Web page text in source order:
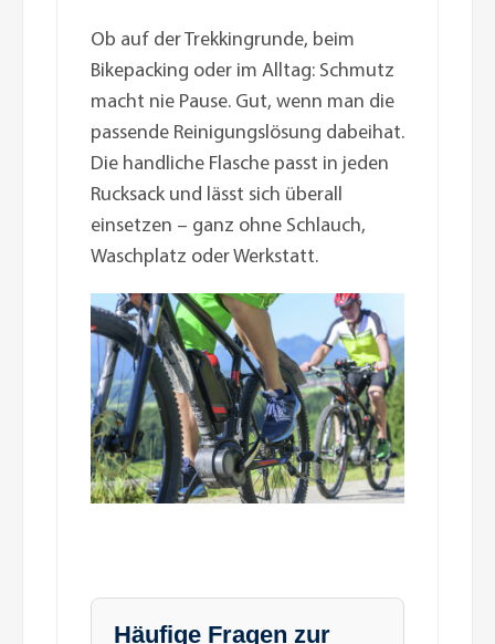
Ob auf der Trekkingrunde, beim
Bikepacking oder im Alltag: Schmutz
macht nie Pause. Gut, wenn man die
passende Reinigungslösung dabeihat.
Die handliche Flasche passt in jeden
Rucksack und lässt sich überall
einsetzen – ganz ohne Schlauch,
Waschplatz oder Werkstatt.
Häufige Fragen zur